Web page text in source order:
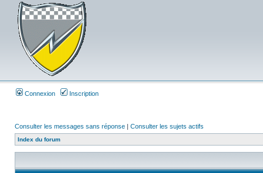
Connexion Inscription
Consulter les messages sans réponse | Consulter les sujets actifs
Index du forum